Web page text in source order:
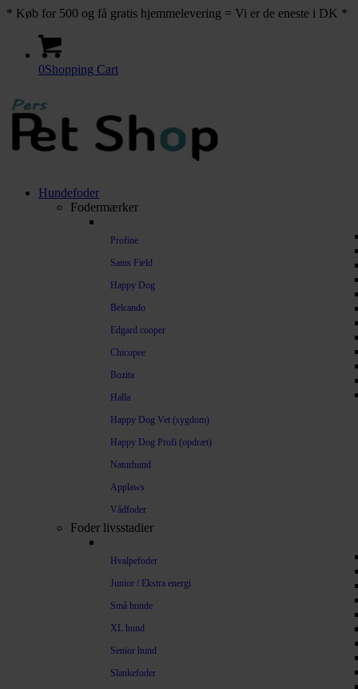
* Køb for 500 og få gratis hjemmelevering = Vi er de eneste i DK *
0Shopping Cart
Hundefoder
Fodermærker
Profine
Sams Field
Happy Dog
Belcando
Edgard cooper
Chicopee
Bozita
Halla
Happy Dog Vet (sygdom)
Happy Dog Profi (opdræt)
Naturhund
Applaws
Vådfoder
Foder livsstadier
Hvalpefoder
Junior / Ekstra energi
Små hunde
XL hund
Senior hund
Slankefoder